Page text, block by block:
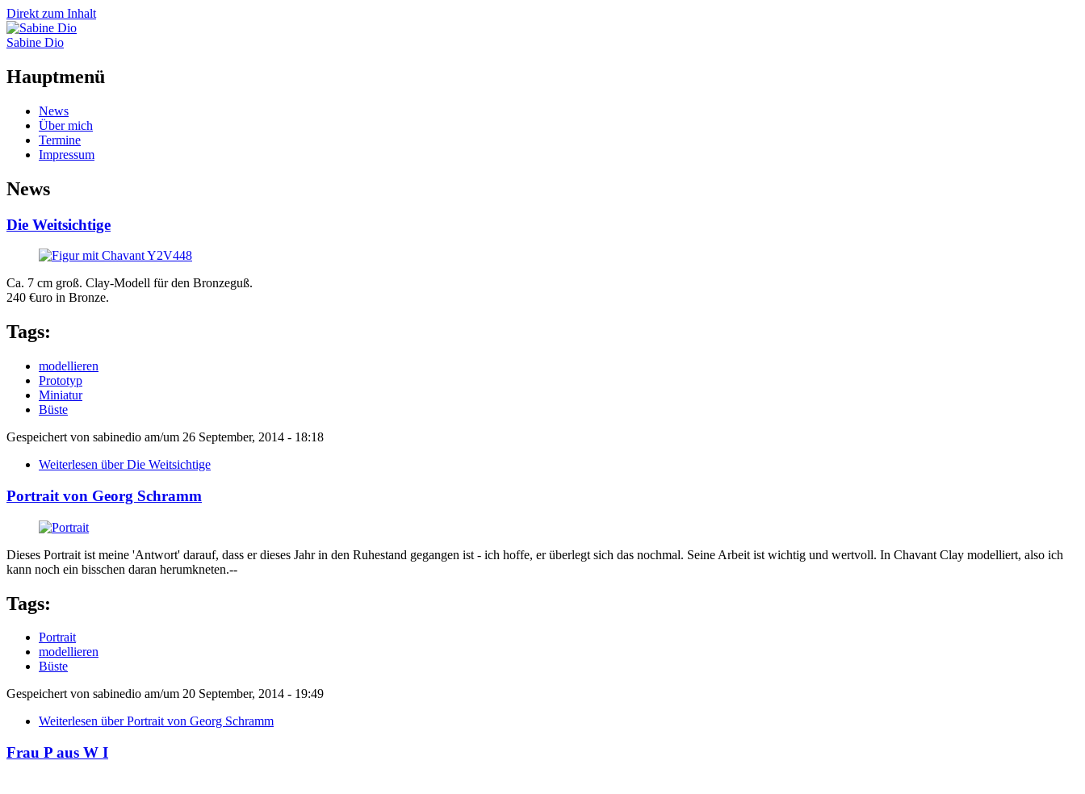
Direkt zum Inhalt
Sabine Dio
Hauptmenü
News
Über mich
Termine
Impressum
News
Die Weitsichtige
Ca. 7 cm groß. Clay-Modell für den Bronzeguß.
240 €uro in Bronze.
Tags:
modellieren
Prototyp
Miniatur
Büste
Gespeichert von sabinedio am/um 26 September, 2014 - 18:18
Weiterlesen über Die Weitsichtige
Portrait von Georg Schramm
Dieses Portrait ist meine 'Antwort' darauf, dass er dieses Jahr in den Ruhestand gegangen ist - ich hoffe, er überlegt sich das nochmal. Seine Arbeit ist wichtig und wertvoll. In Chavant Clay modelliert, also ich
kann noch ein bisschen daran herumkneten.--
Tags:
Portrait
modellieren
Büste
Gespeichert von sabinedio am/um 20 September, 2014 - 19:49
Weiterlesen über Portrait von Georg Schramm
Frau P aus W I